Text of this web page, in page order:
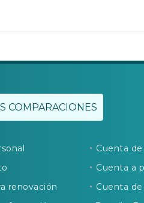
COMPARACIONES
renovación
Cuenta
Cuenta a
Cuenta